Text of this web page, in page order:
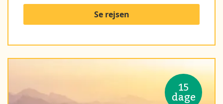
Se rejsen
15
dage